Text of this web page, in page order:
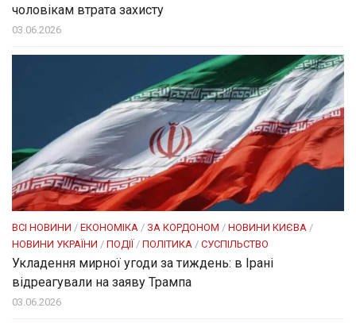
чоловікам втрата захисту
03.06.2026
ВСІ НОВИНИ / ЕКОНОМІКА / ЗА КОРДОНОМ / НОВИНИ КИЄВА /
НОВИНИ УКРАЇНИ / ПОДІЇ / ПОЛІТИКА / СУСПІЛЬСТВО
Укладення мирної угоди за тиждень: в Ірані
відреагували на заяву Трампа
03.06.2026